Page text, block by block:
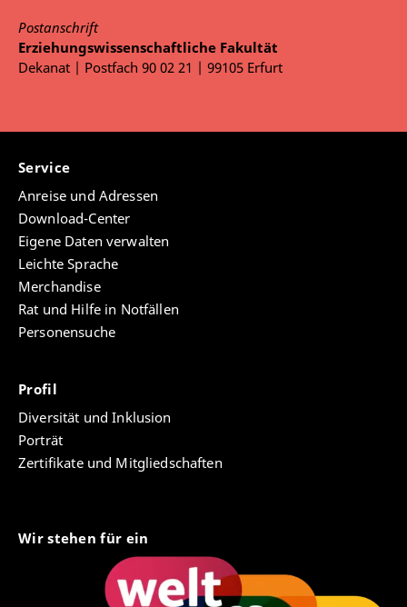
Postanschrift
Erziehungswissenschaftliche Fakultät
Dekanat | Postfach 90 02 21 | 99105 Erfurt
Service
Anreise und Adressen
Download-Center
Eigene Daten verwalten
Leichte Sprache
Merchandise
Rat und Hilfe in Notfällen
Personensuche
Profil
Diversität und Inklusion
Porträt
Zertifikate und Mitgliedschaften
Wir stehen für ein